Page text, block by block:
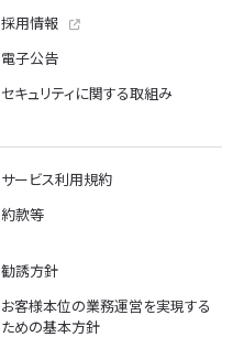
採用情報
電子公告
セキュリティに関する取組み
サービス利用規約
約款等
勧誘方針
お客様本位の業務運営を実現する
ための基本方針